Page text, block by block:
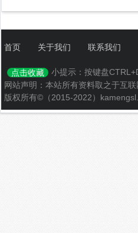
首页 关于我们 联系我们
点击收藏
小提示：按键盘
网站声明：本站所有资料取之于互
版权所有©（2015-2022）